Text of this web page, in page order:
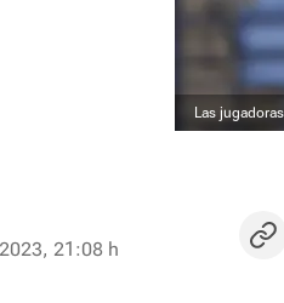
Las
21:08 h